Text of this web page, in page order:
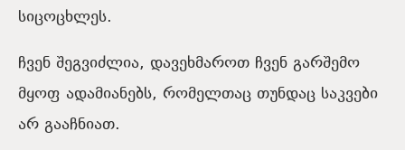
სიცოცხლეს.
ჩვენ შეგვიძლია, დავეხმაროთ ჩვენ გარშემო
მყოფ ადამიანებს, რომელთაც თუნდაც საკვები
არ გააჩნიათ.